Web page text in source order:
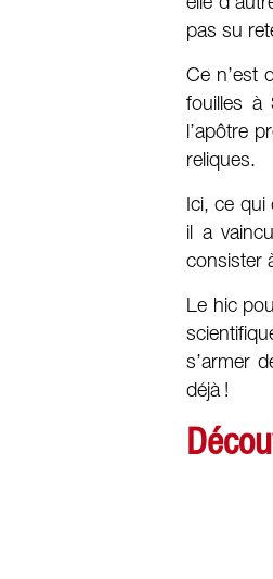
pas su
Ce n’est
fouilles à
l’apôtre
reliques.
Ici, ce
il a
consister
Le hic
s’armer
déjà !